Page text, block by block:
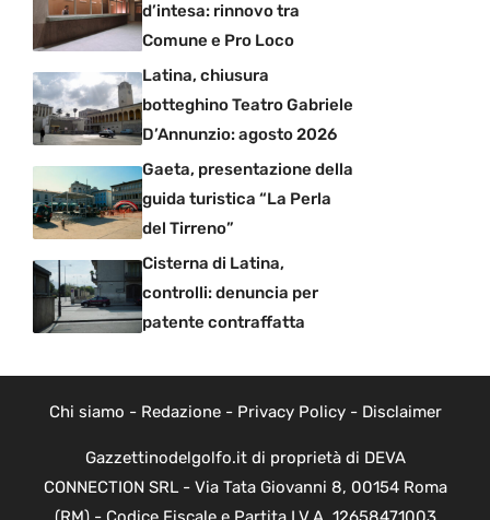
d’intesa: rinnovo tra
Comune e Pro Loco
Latina, chiusura
botteghino Teatro Gabriele
D’Annunzio: agosto 2026
Gaeta, presentazione della
guida turistica “La Perla
del Tirreno”
Cisterna di Latina,
controlli: denuncia per
patente contraffatta
Chi siamo - Redazione- Privacy Policy- Disclaimer
Gazzettinodelgolfo.it di proprietà di DEVA
CONNECTION SRL - Via Tata Giovanni 8, 00154 Roma